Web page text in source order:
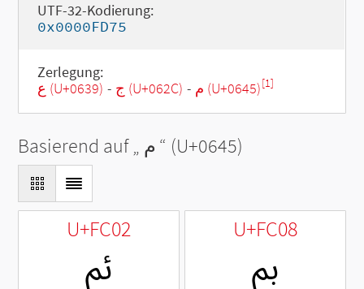
UTF-32-Kodierung:
0x0000FD75
Zerlegung:
ع (U+0639) - ج (U+062C) - م (U+0645)[1]
Basierend auf „ م “ (U+0645)
U+FC02
ﰂ
U+FC08
ﰈ